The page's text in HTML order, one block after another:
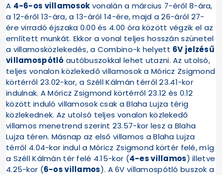
A 4-6-os villamosok vonalán a március 7-éről 8-ára,
a 12-éről 13-ára, a 13-áról 14-ére, majd a 26-áról 27-
ére virradó éjszaka 0.00 és 4.00 óra között végzik el az
említett munkát. Ekkor a vonal teljes hosszán szünetel
a villamosközlekedés, a Combino-k helyett 6V jelzésű
villamospótló autóbuszokkal lehet utazni. Az utolsó,
teljes vonalon közlekedő villamosok a Móricz Zsigmond
körtérről 23.02-kor, a Széll Kálmán térről 23.41-kor
indulnak. A Móricz Zsigmond körtérről 23.12 és 0.12
között induló villamosok csak a Blaha Lujza térig
közlekednek. Az utolsó teljes vonalon közlekedő
villamos menetrend szerint 23.57-kor lesz a Blaha
Lujza téren. Másnap az első villamos a Blaha Lujza
térről 4.04-kor indul a Móricz Zsigmond körtér felé, míg
a Széll Kálmán tér felé 4.15-kor (4-es villamos) illetve
4.25-kor (6-os villamos). A 6V villamospótló buszok a